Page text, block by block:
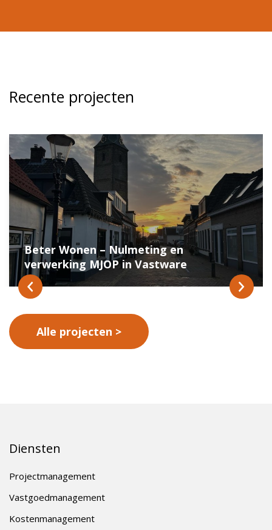
Recente projecten
Beter Wonen – Nulmeting en
verwerking MJOP in Vastware
Alle projecten
Diensten
Projectmanagement
Vastgoedmanagement
Kostenmanagement